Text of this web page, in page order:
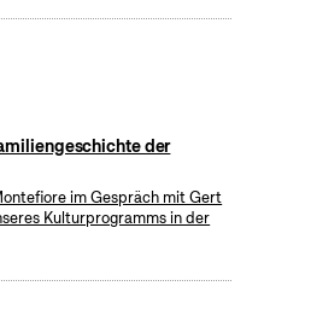
der
im Gespräch mit Gert
Kulturprogramms in der